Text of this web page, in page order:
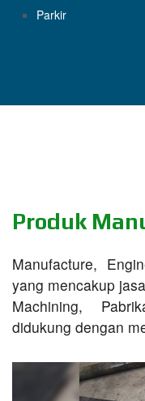
Parkir
Produk
Manufacture,
yang mencakup
Machining,
didukung dengan